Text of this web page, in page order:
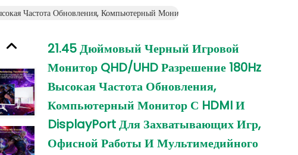
Частота Обновления, Компьютерный Монитор С HDMI И DisplayPort Для
21.45 Дюймовый Черный Игровой
Монитор QHD/UHD Разрешение 180Hz
Высокая Частота Обновления,
Компьютерный Монитор С HDMI И
DisplayPort Для Захватывающих Игр,
Офисной Работы И Мультимедийного